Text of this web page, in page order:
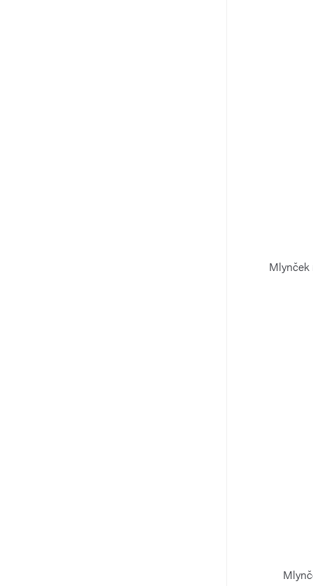
Mlynček